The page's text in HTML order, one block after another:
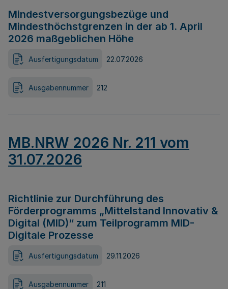
Mindestversorgungsbezüge und
Mindesthöchstgrenzen in der ab 1. April
2026 maßgeblichen Höhe
Ausfertigungsdatum 22.07.2026
Ausgabennummer 212
MB.NRW 2026 Nr. 211 vom
31.07.2026
Richtlinie zur Durchführung des
Förderprogramms „Mittelstand Innovativ &
Digital (MID)“ zum Teilprogramm MID-
Digitale Prozesse
Ausfertigungsdatum 29.11.2026
Ausgabennummer 211